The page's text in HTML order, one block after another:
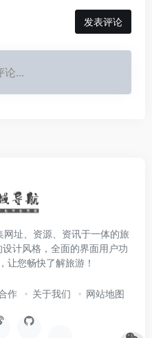
发表评论
论...
址、资源、资讯于一体的旅
计风格，全面的界面用户功
让您畅快了解旅游！
作 关于我们 网站地图